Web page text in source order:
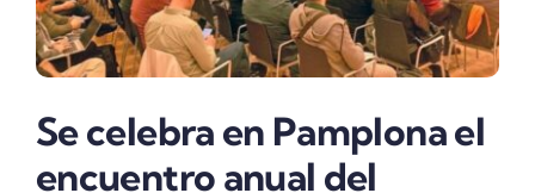
Se celebra en Pamplona el
encuentro anual del